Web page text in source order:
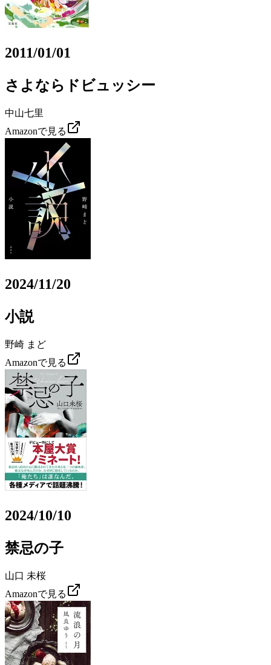
2011/01/01
さよならドビュッシー
中山七里
Amazonで見る
2024/11/20
小説
野崎 まど
Amazonで見る
2024/10/10
禁忌の子
山口 未桜
Amazonで見る